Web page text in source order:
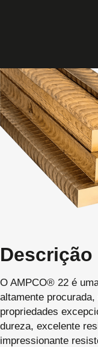
Descrição
O AMPCO® 22 é
altamente
propriedades
dureza, excelente
impressionante